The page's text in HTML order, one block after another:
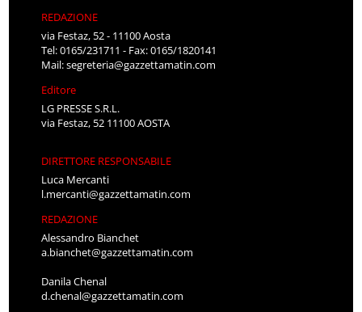
REDAZIONE
via Festaz, 52 - 11100 Aosta
Tel: 0165/231711 - Fax: 0165/1820141
Mail:segreteria@gazzettamatin.com
Editore
LG PRESSE S.R.L.
via Festaz, 52 11100 AOSTA
DIRETTORE RESPONSABILE
Luca Mercanti
l.mercanti@gazzettamatin.com
REDAZIONE
Alessandro Bianchet
a.bianchet@gazzettamatin.com
Danila Chenal
d.chenal@gazzettamatin.com